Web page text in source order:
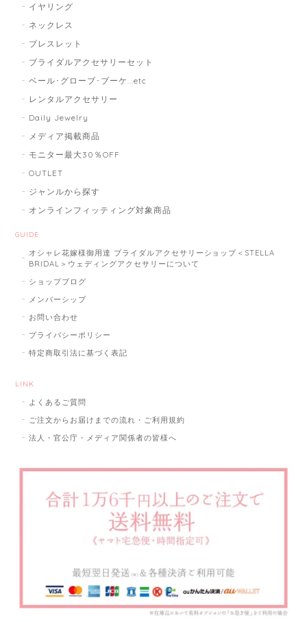
イヤリング
ネックレス
ブレスレット
ブライダルアクセサリーセット
ベール･グローブ･ブーケ...etc
レンタルアクセサリー
Daily Jewelry
メディア掲載商品
モニター最大30％OFF
OUTLET
ジャンルから探す
オンラインフィッティング対象商品
GUIDE
オシャレ花嫁様御用達 ブライダルアクセサリーショップ＜STELLA
BRIDAL＞ウェディングアクセサリーについて
ショップブログ
メンバーシップ
お問い合わせ
プライバシーポリシー
特定商取引法に基づく表記
LINK
よくあるご質問
ご注文からお届けまでの流れ・ご利用規約
法人・官公庁・メディア関係者の皆様へ